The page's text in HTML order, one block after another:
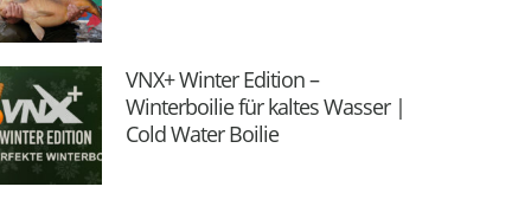
VNX+ Winter Edition –
Winterboilie für kaltes Wasser |
Cold Water Boilie